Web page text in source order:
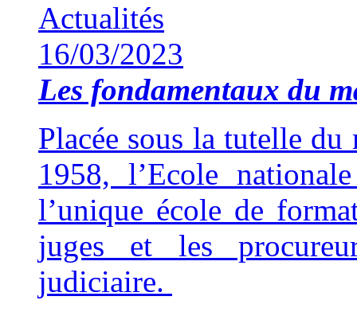
Actualités
16/03/2023
Les fondamentaux du
Placée sous la tutelle du
1958, l’Ecole
l’unique école de
juges et les
judiciaire.